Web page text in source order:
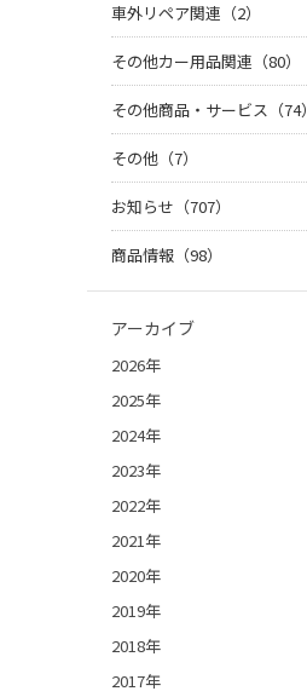
車外リペア関連（2）
その他カー用品関連（80）
その他商品・サービス（74）
その他（7）
お知らせ（707）
商品情報（98）
アーカイブ
2026年
2025年
2024年
2023年
2022年
2021年
2020年
2019年
2018年
2017年